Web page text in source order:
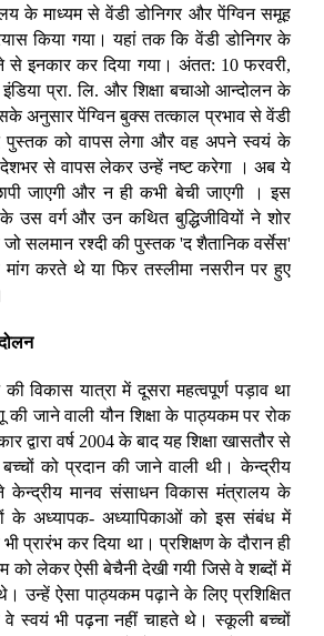
के माध्यम से वेंडी डोनिगर और पेंग्विन समूह
किया गया। यहां तक कि वेंडी डोनिगर के
इनकार कर दिया गया। अंतत: 10 फरवरी,
प्रा. लि. और शिक्षा बचाओ आन्दोलन के
अनुसार पेंग्विन बुक्स तत्काल प्रभाव से वेंडी
पुस्तक को वापस लेगा और वह अपने स्वयं के
देशभर से वापस लेकर उन्हें नष्ट करेगा । अब ये
जाएगी और न ही कभी बेची जाएगी । इस
उस वर्ग और उन कथित बुद्धिजीवियों ने शोर
जो सलमान रश्दी की पुस्तक 'द शैतानिक वर्सेस'
मांग करते थे या फिर तस्लीमा नसरीन पर हुए
विकास यात्रा में दूसरा महत्वपूर्ण पड़ाव था
जाने वाली यौन शिक्षा के पाठ्यकम पर रोक
द्वारा वर्ष 2004 के बाद यह शिक्षा खासतौर से
को प्रदान की जाने वाली थी। केन्द्रीय
ने केन्द्रीय मानव संसाधन विकास मंत्रालय के
के अध्यापक- अध्यापिकाओं को इस संबंध में
प्रारंभ कर दिया था। प्रशिक्षण के दौरान ही
को लेकर ऐसी बेचैनी देखी गयी जिसे वे शब्दों में
उन्हें ऐसा पाठ्यकम पढ़ाने के लिए प्रशिक्षित
वे स्वयं भी पढ़ना नहीं चाहते थे। स्कूली बच्चों